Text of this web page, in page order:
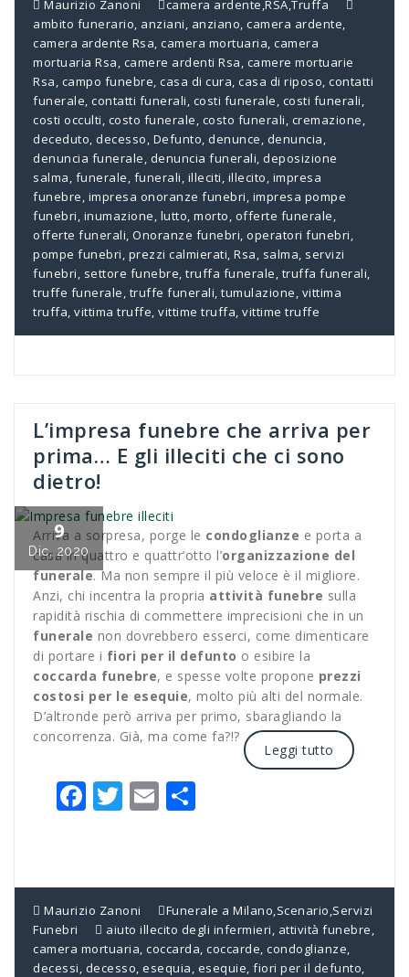
Maurizio Zanoni camera ardente,RSA,Truffa
ambito funerario, anziani, anziano, camera ardente,
camera ardente Rsa, camera mortuaria, camera
mortuaria Rsa, camere ardenti Rsa, camere mortuarie
Rsa, campo funebre, casa di cura, casa di riposo, contatti
funerale, contatti funerali, costi funerale, costi funerali,
costi occulti, costo funerale, costo funerali, cremazione,
deceduto, decesso, Defunto, denunce, denuncia,
denuncia funerale, denuncia funerali, deposizione
salma, funerale, funerali, illeciti, illecito, impresa
funebre, impresa onoranze funebri, impresa pompe
funebri, inumazione, lutto, morto, offerte funerale,
offerte funerali, Onoranze funebri, operatori funebri,
pompe funebri, prezzi calmierati, Rsa, salma, servizi
funebri, settore funebre, truffa funerale, truffa funerali,
truffe funerale, truffe funerali, tumulazione, vittima
truffa, vittima truffe, vittime truffa, vittime truffe
L’impresa funebre che arriva per
prima… E gli illeciti che ci sono
dietro!
9
Dic, 2020
Arriva a sorpresa, porge le condoglianze e porta a
casa in quattro e quattr’otto l’organizzazione del
funerale. Ma non sempre il più veloce è il migliore.
Anzi, chi incentra la propria attività funebre sulla
rapidità rischia di commettere imprecisioni che in un
funerale non dovrebbero esserci, come dimenticare
di portare i fiori per il defunto o esibire la
coccarda funebre, e spesse volte propone prezzi
costosi per le esequie, molto più alti del normale.
D’altronde però arriva per primo, sbaragliando la
concorrenza. Già, ma come fa?!?
Leggi tutto
Facebook
Twitter
Email
Maurizio Zanoni Funerale a Milano,Scenario,Servizi
Funebri
aiuto illecito degli infermieri, attività funebre,
camera mortuaria, coccarda, coccarde, condoglianze,
decessi, decesso, esequia, esequie, fiori per il defunto,